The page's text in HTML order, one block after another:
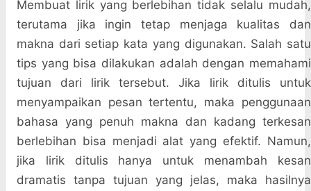
Membuat lirik yang berlebihan tidak selalu mudah,
terutama jika ingin tetap menjaga kualitas dan
makna dari setiap kata yang digunakan. Salah satu
tips yang bisa dilakukan adalah dengan memahami
tujuan dari lirik tersebut. Jika lirik ditulis untuk
menyampaikan pesan tertentu, maka penggunaan
bahasa yang penuh makna dan kadang terkesan
berlebihan bisa menjadi alat yang efektif. Namun,
jika lirik ditulis hanya untuk menambah kesan
dramatis tanpa tujuan yang jelas, maka hasilnya